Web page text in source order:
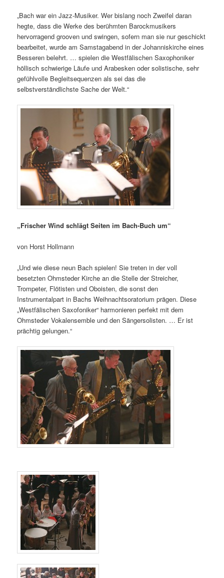
„Bach war ein Jazz-Musiker. Wer bislang noch Zweifel daran
hegte, dass die Werke des berühmten Barockmusikers
hervorragend grooven und swingen, sofern man sie nur geschickt
bearbeitet, wurde am Samstagabend in der Johanniskirche eines
Besseren belehrt. … spielen die Westfälischen Saxophoniker
höllisch schwierige Läufe und Arabesken oder solistische, sehr
gefühlvolle Begleitsequenzen als sei das die
selbstverständlichste Sache der Welt.“
„Frischer Wind schlägt Seiten im Bach-Buch um“
von Horst Hollmann
„Und wie diese neun Bach spielen! Sie treten in der voll
besetzten Ohmsteder Kirche an die Stelle der Streicher,
Trompeter, Flötisten und Oboisten, die sonst den
Instrumentalpart in Bachs Weihnachtsoratorium prägen. Diese
„Westfälischen Saxofoniker“ harmonieren perfekt mit dem
Ohmsteder Vokalensemble und den Sängersolisten. … Er ist
prächtig gelungen.“